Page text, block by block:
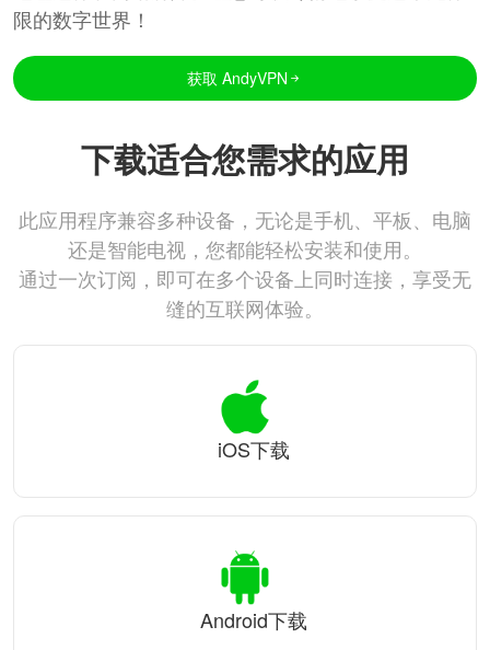
限的数字世界！
获取 AndyVPN
下载适合您需求的应用
此应用程序兼容多种设备，无论是手机、平板、电脑
还是智能电视，您都能轻松安装和使用。
通过一次订阅，即可在多个设备上同时连接，享受无
缝的互联网体验。
iOS下载
Android下载